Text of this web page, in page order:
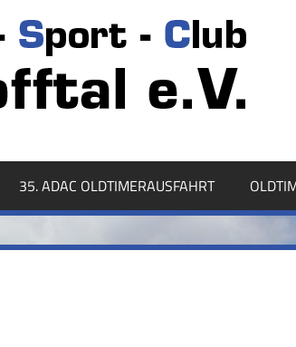
35. ADAC OLDTIMERAUSFAHRT